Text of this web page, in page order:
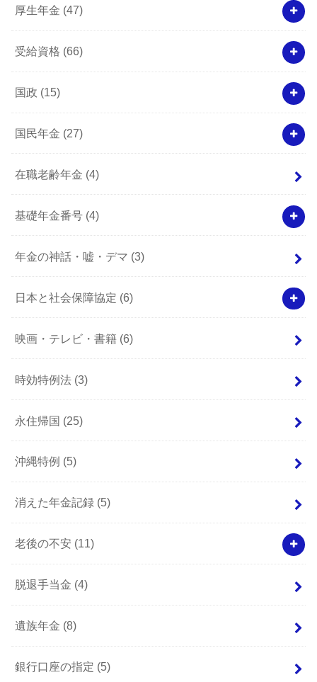
厚生年金 (47)
受給資格 (66)
国政 (15)
国民年金 (27)
在職老齢年金 (4)
基礎年金番号 (4)
年金の神話・嘘・デマ (3)
日本と社会保障協定 (6)
映画・テレビ・書籍 (6)
時効特例法 (3)
永住帰国 (25)
沖縄特例 (5)
消えた年金記録 (5)
老後の不安 (11)
脱退手当金 (4)
遺族年金 (8)
銀行口座の指定 (5)